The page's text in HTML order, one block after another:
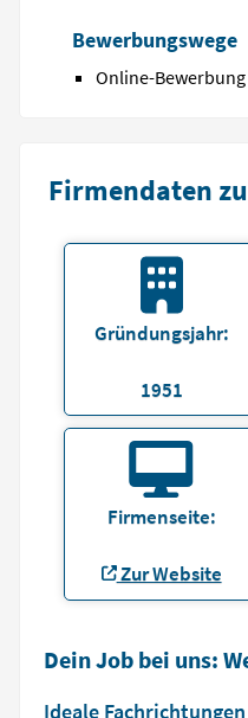
Bewerbungswege
Online-Bewerbung
Firmendaten
Gründungsjahr:
1951
Firmenseite:
Zur Website
Dein Job bei uns:
Ideale